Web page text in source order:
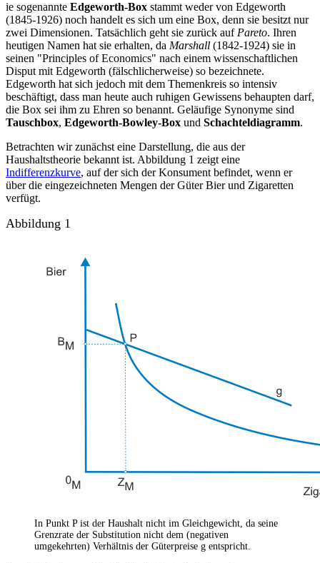
ie sogenannte Edgeworth-Box stammt weder von Edgeworth
(1845-1926) noch handelt es sich um eine Box, denn sie besitzt nur
zwei Dimensionen. Tatsächlich geht sie zurück auf Pareto. Ihren
heutigen Namen hat sie erhalten, da Marshall (1842-1924) sie in
seinen "Principles of Economics" nach einem wissenschaftlichen
Disput mit Edgeworth (fälschlicherweise) so bezeichnete.
Edgeworth hat sich jedoch mit dem Themenkreis so intensiv
beschäftigt, dass man heute auch ruhigen Gewissens behaupten darf,
die Box sei ihm zu Ehren so benannt. Geläufige Synonyme sind
Tauschbox, Edgeworth-Bowley-Box und Schachteldiagramm.
Betrachten wir zunächst eine Darstellung, die aus der
Haushaltstheorie bekannt ist. Abbildung 1 zeigt eine
Indifferenzkurve, auf der sich der Konsument befindet, wenn er
über die eingezeichneten Mengen der Güter Bier und Zigaretten
verfügt.
Abbildung 1
In Punkt P ist der Haushalt nicht im Gleichgewicht, da seine
Grenzrate der Substitution nicht dem (negativen
umgekehrten) Verhältnis der Güterpreise g entspricht.